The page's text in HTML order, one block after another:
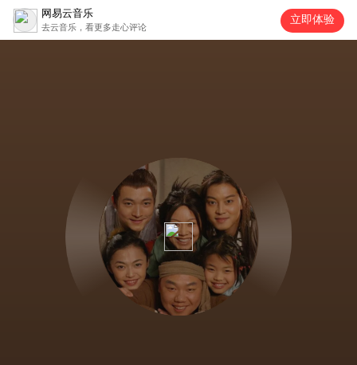
网易云音乐
去云音乐，看更多走心评论
立即体验